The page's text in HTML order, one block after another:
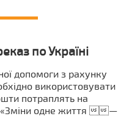
по Україні
допомоги з рахунку
використовувати
потраплять на
«Зміни одне життя —